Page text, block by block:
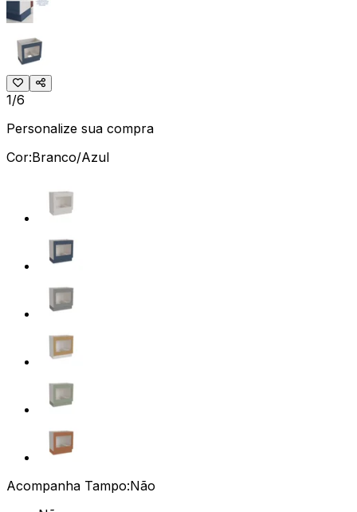
1/6
Personalize sua compra
Cor:Branco/Azul
Acompanha Tampo:Não